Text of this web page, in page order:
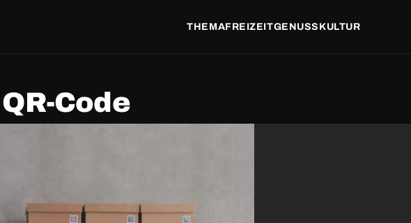
THEMAFREIZEITGENUSS KULTUR
QR-Code